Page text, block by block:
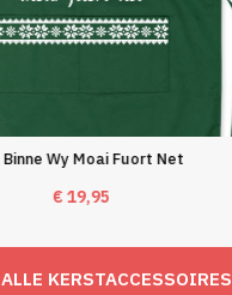
Wy Moai Fuort Net
€19,95
KERSTACCESSOIRES